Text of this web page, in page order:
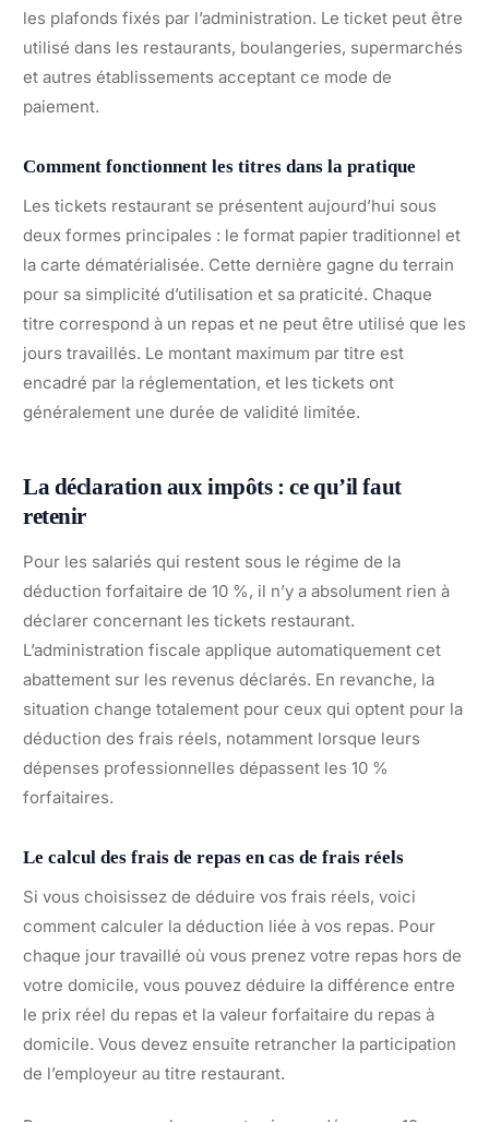
les plafonds fixés par l’administration. Le ticket peut être
utilisé dans les restaurants, boulangeries, supermarchés
et autres établissements acceptant ce mode de
paiement.
Comment fonctionnent les titres dans la pratique
Les tickets restaurant se présentent aujourd’hui sous
deux formes principales : le format papier traditionnel et
la carte dématérialisée. Cette dernière gagne du terrain
pour sa simplicité d’utilisation et sa praticité. Chaque
titre correspond à un repas et ne peut être utilisé que les
jours travaillés. Le montant maximum par titre est
encadré par la réglementation, et les tickets ont
généralement une durée de validité limitée.
La déclaration aux impôts : ce qu’il faut
retenir
Pour les salariés qui restent sous le régime de la
déduction forfaitaire de 10 %, il n’y a absolument rien à
déclarer concernant les tickets restaurant.
L’administration fiscale applique automatiquement cet
abattement sur les revenus déclarés. En revanche, la
situation change totalement pour ceux qui optent pour la
déduction des frais réels, notamment lorsque leurs
dépenses professionnelles dépassent les 10 %
forfaitaires.
Le calcul des frais de repas en cas de frais réels
Si vous choisissez de déduire vos frais réels, voici
comment calculer la déduction liée à vos repas. Pour
chaque jour travaillé où vous prenez votre repas hors de
votre domicile, vous pouvez déduire la différence entre
le prix réel du repas et la valeur forfaitaire du repas à
domicile. Vous devez ensuite retrancher la participation
de l’employeur au titre restaurant.